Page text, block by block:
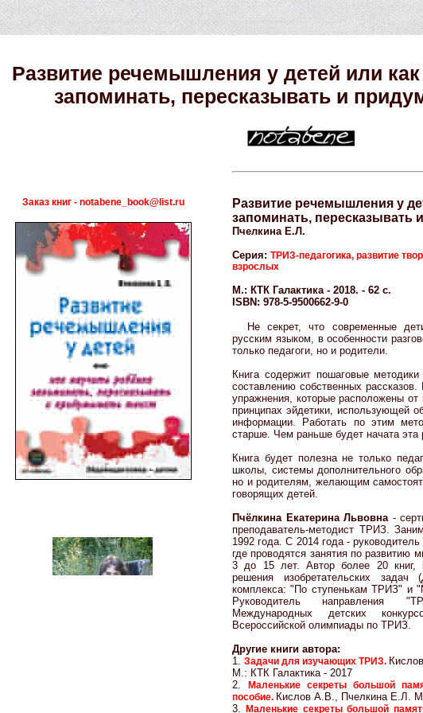
Развитие речемышления у детей или как
запоминать, пересказывать и
Заказ книг - notabene_book@list.ru
Развитие речемышления у
запоминать, пересказывать
Пчелкина Е.Л.
Серия: ТРИЗ-педагогика, развитие
взрослых
М.: КТК Галактика - 2018. - 62 с.
ISBN: 978-5-9500662-9-0
Не секрет, что современные
русским языком, в особенности
только педагоги, но и родители.
Книга содержит пошаговые
составлению собственных
упражнения, которые расположены
принципах эйдетики, использующей
информации. Работать по этим
старше. Чем раньше будет начата эта
Книга будет полезна не только
школы, системы дополнительного
но и родителям, желающим
говорящих детей.
Пчёлкина Екатерина Львовна-
преподаватель-методист ТРИЗ.
1992 года. С 2014 года -
где проводятся занятия по развитию
3 до 15 лет. Автор более 20 книг,
решения изобретательских задач
комплекса: "По ступенькам ТРИЗ" и
Руководитель направления
Международных детских
Всероссийской олимпиады по ТРИЗ.
Другие книги автора:
1. Задачи для изучающих ТРИЗ.
М.: КТК Галактика - 2017
2.
Маленькие секреты большой
пособие. Кислов А.В., Пчелкина Е.Л.
3.Маленькие секреты большой